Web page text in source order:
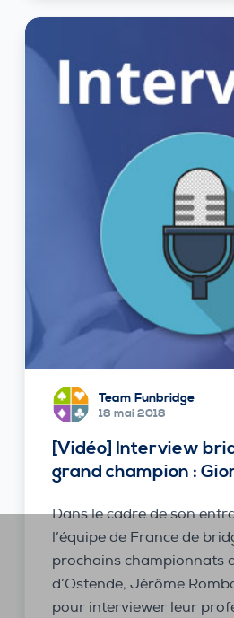
Team Funbridge
18 mai 2018
[Vidéo] Interview
grand champion :
Dans le cadre de son
l’équipe de France de
prochains championnats
d’Ostende, Jérôme
pour interviewer leur